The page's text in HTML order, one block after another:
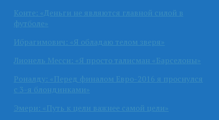
Конте: «Деньги не являются главной силой в
футболе»
Ибрагимович: «Я обладаю телом зверя»
Лионель Месси: «Я просто талисман «Барселоны»
Роналду: «Перед финалом Евро-2016 я проснулся
с 3-я блондинками»
Эмери: «Путь к цели важнее самой цели»